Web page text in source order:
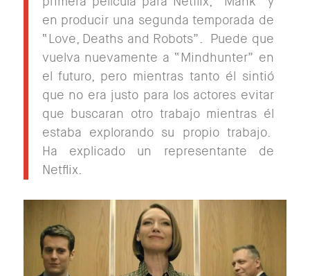
en producir una segunda temporada de
“Love, Deaths and Robots”. Puede que
vuelva nuevamente a “Mindhunter” en
el futuro, pero mientras tanto él sintió
que no era justo para los actores evitar
que buscaran otro trabajo mientras él
estaba explorando su propio trabajo.
Ha explicado un representante de
Netflix.